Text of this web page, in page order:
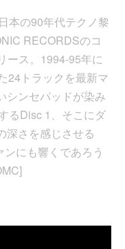
本の90年代テクノ黎
RECORDSのコ
ース。1994-95年に
24トラックを最新マ
シンセパッドが染み
るDisc 1、そこにダ
深さを感じさせる
にも響くであろう